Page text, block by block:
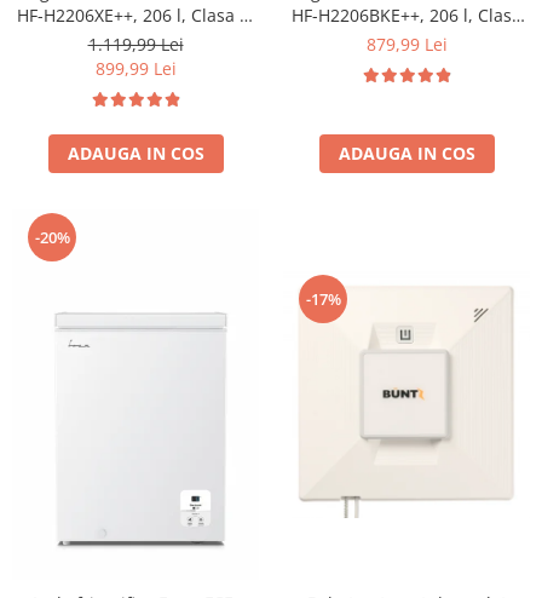
HF-H2206XE++, 206 l, Clasa E,
lumina LED, 3 rafturi de sticla,
H 143 cm, Inox
1.119,99 Lei
899,99 Lei
ADAUGA IN COS
HF-H2206BKE++, 206 l, Clasa
E, lumina LED, 3 rafturi de
879,99 Lei
ADAUGA IN COS
-20%
-17%